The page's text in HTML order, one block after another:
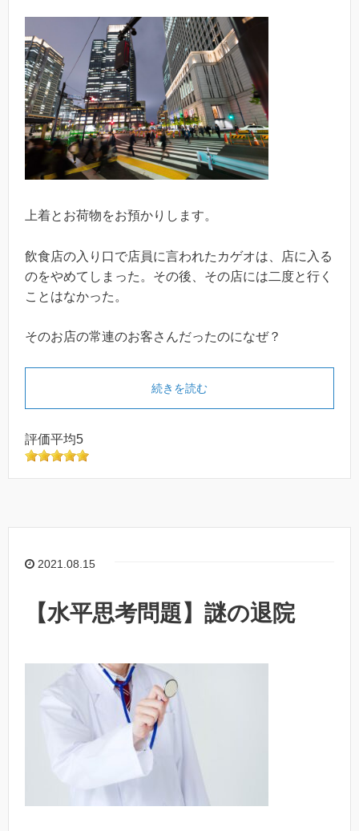
上着とお荷物をお預かりします。
飲食店の入り口で店員に言われたカゲオは、店に入る
のをやめてしまった。その後、その店には二度と行く
ことはなかった。
そのお店の常連のお客さんだったのになぜ？
続きを読む
評価平均5
2021.08.15
【水平思考問題】謎の退院